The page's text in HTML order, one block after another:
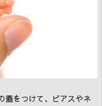
蓋をつけて、ピアスやネ